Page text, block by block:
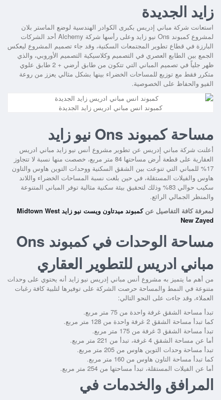
زايد الجديدة
استعانت شركة مباني إدريس بكبرى الكوادر الهندسية لوضع الماستر بلان
لمشروع كمبوند Ons نيو زايد
وعلى رأسها شركة Alchemy أحد الشركات
البارزة في قطاع تطوير المجتمعات السكنية، وقد جاء تصميم المشروع ليعكس
الجمع بين الطابع العصري في التصميم وكلاسيكية التصميم الأوروبي، والذي
ظهر جلياً في تصميم المباني التي تتكون من طابق أرضي + 2 طابق علوي
متكرر فقط مع توزيع للمساحات الخضراء بينها بشكل مثالي يعزز من روعة
الفيو والحفاظ على الخصوصية.
كمبوند انس مباني ادريس زايد الجديدة
مساحة كمبوند Ons نيو زايد
أعلنت شركة مباني إدريس عن تطوير مشروع أنس نيو زايد مباني ادريس
العقارية
على قطعة أرض مساحتها 84 متر مربع، خصصت منها نسبة لا تتجاوز
17% للمباني التي تنوعت بين الشقق السكنية ووحدات التوين هاوس والتاون
هاوس والفيلات المستقلة، في حين بلغت نسبة المساحات الخضراء واللاند
سكيب حوالي 83% وذلك لتحقيق بيئة سكنية مثالية توفر المباني المتنوعة
والمنظر الجمالي الرائع.
لمعرفة كافة التفاصيل عن
كمبوند ميدتاون ويست نيو زايد Midtown West
New Zayed
مساحة الوحدات في كمبوند Ons
مباني ادريس للتطوير العقاري
من أهم ما يتميز به مشروع أنس مباني إدريس نيو زايد أنه يحتوي على وحدات
متنوعة في النمط والمساحة حرصت الشركة على توفيرها لتلبية كافة رغبات
العملاء، وقد جاءت على النحو التالي:
تبدأ مساحة الشقق غرفة واحدة من 75 متر مربع.
كما تبدأ مساحة الشقق 2 غرفة واحدة من 128 متر مربع.
تبدأ مساحة الشقق 3 غرفة من 175 متر مربع.
أما عن مساحة الشقق 4 غرفة، تبدأ من 221 متر مربع.
تبدأ مساحة وحدات التوين هاوس من 205 متر مربع.
كما تبدأ مساحة التاون هاوس من 160 متر مربع.
أما عن الفيلات المستقلة، تبدأ مساحتها من 254 متر مربع.
المرافق والخدمات في